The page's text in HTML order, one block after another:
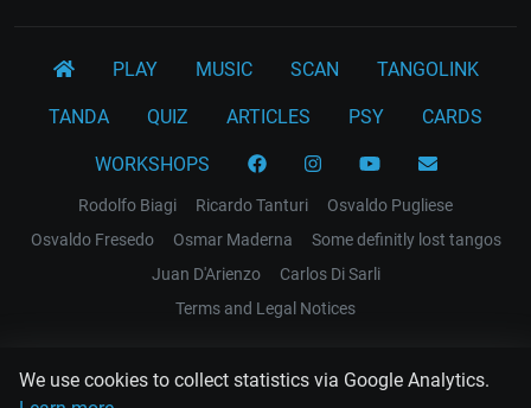
We use cookies to collect statistics via Google Analytics.
PLAY MUSIC SCAN TANGOLINK
TANDA QUIZ ARTICLES PSY CARDS
WORKSHOPS
Rodolfo Biagi Ricardo Tanturi
Osvaldo Pugliese
Osvaldo Fresedo
Osmar Maderna
Some definitly lost tangos
Juan D'Arienzo
Carlos Di Sarli
Terms and Legal Notices
EL RECODO TANGO